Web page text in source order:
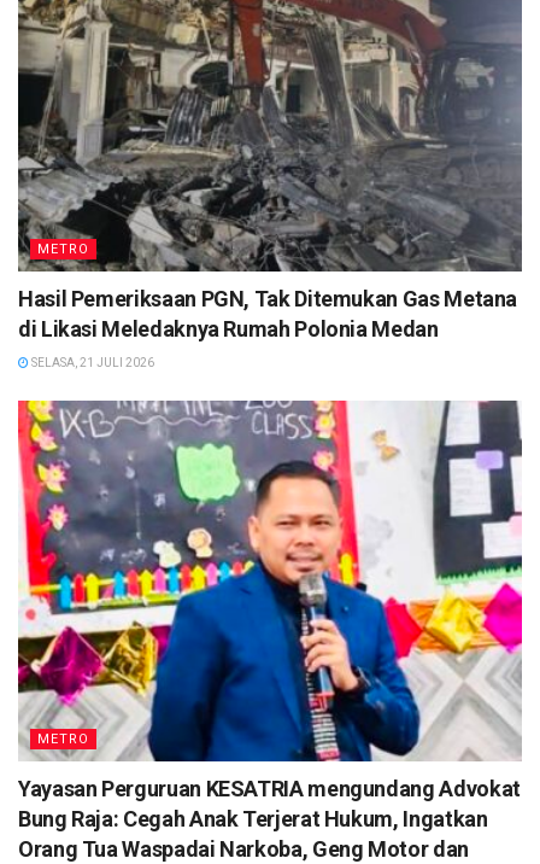
METRO
Hasil Pemeriksaan PGN, Tak Ditemukan Gas Metana
di Likasi Meledaknya Rumah Polonia Medan
SELASA, 21 JULI 2026
METRO
Yayasan Perguruan KESATRIA mengundang Advokat
Bung Raja: Cegah Anak Terjerat Hukum, Ingatkan
Orang Tua Waspadai Narkoba, Geng Motor dan